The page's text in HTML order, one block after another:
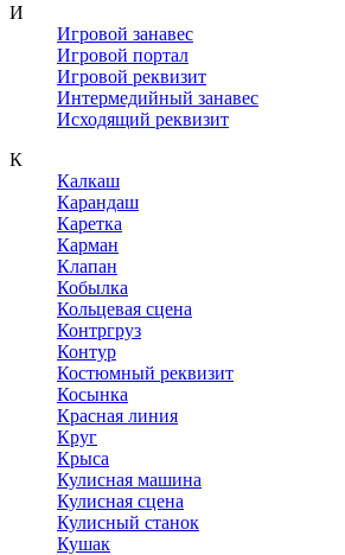
И
Игровой занавес
Игровой портал
Игровой реквизит
Интермедийный занавес
Исходящий реквизит
К
Калкаш
Карандаш
Каретка
Карман
Клапан
Кобылка
Кольцевая сцена
Контргруз
Контур
Костюмный реквизит
Косынка
Красная линия
Круг
Крыса
Кулисная машина
Кулисная сцена
Кулисный станок
Кушак